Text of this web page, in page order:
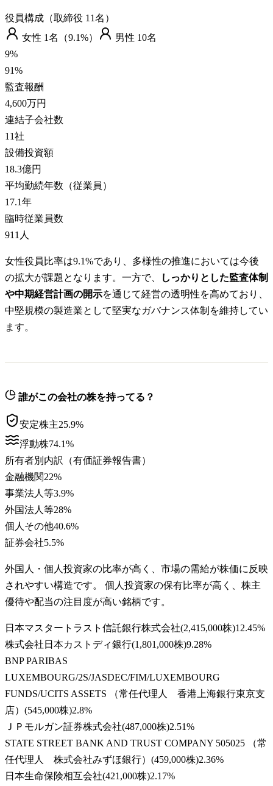
役員構成（取締役 11名）
女性 1名（9.1%） 男性 10名
9%
91%
監査報酬
4,600万円
連結子会社数
11社
設備投資額
18.3億円
平均勤続年数（従業員）
17.1年
臨時従業員数
911 人
女性役員比率は9.1%であり、多様性の推進においては今後
の拡大が課題となります。一方で、
しっかりとした監査体制
や中期経営計画の開示を通じて経営の透明性を高めており、
中堅規模の製造業として堅実なガバナンス体制を維持してい
ます。
誰がこの会社の株を持ってる？
安定株主25.9%
浮動株74.1%
所有者別内訳（有価証券報告書）
金融機関22%
事業法人等3.9%
外国法人等28%
個人その他40.6%
証券会社5.5%
外国人・個人投資家の比率が高く、市場の需給が株価に反映
されやすい構造です。 個人投資家の保有比率が高く、株主
優待や配当の注目度が高い銘柄です。
日本マスタートラスト信託銀行株式会社(2,415,000株)12.45%
株式会社日本カストディ銀行(1,801,000株)9.28%
BNP PARIBAS
LUXEMBOURG/2S/JASDEC/FIM/LUXEMBOURG
FUNDS/UCITS ASSETS （常任代理人 香港上海銀行東京支
店） (545,000株)2.8%
ＪＰモルガン証券株式会社(487,000株)2.51%
STATE STREET BANK AND TRUST COMPANY 505025 （常
任代理人 株式会社みずほ銀行） (459,000株)2.36%
日本生命保険相互会社(421,000株)2.17%